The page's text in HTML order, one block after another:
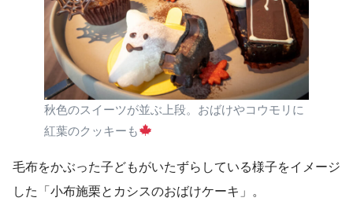
秋色のスイーツが並ぶ上段。おばけやコウモリに
紅葉のクッキーも
毛布をかぶった子どもがいたずらしている様子をイメージ
した「小布施栗とカシスのおばけケーキ」。